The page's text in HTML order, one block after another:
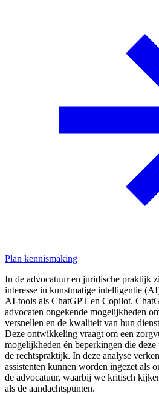
Plan kennismaking
In de advocatuur en juridische praktijk
interesse in kunstmatige intelligentie
AI-tools als ChatGPT en Copilot.
advocaten ongekende mogelijkheden
versnellen en de kwaliteit van hun
Deze ontwikkeling vraagt om een
mogelijkheden én beperkingen die
de rechtspraktijk. In deze analyse
assistenten kunnen worden ingezet als
de advocatuur, waarbij we kritisch
als de aandachtspunten.